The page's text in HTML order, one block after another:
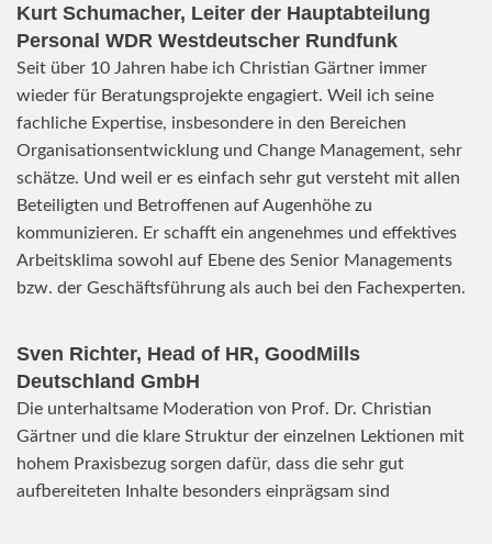
Kurt Schumacher, Leiter der Hauptabteilung
Personal WDR Westdeutscher Rundfunk
Seit über 10 Jahren habe ich Christian Gärtner immer
wieder für Beratungsprojekte engagiert. Weil ich seine
fachliche Expertise, insbesondere in den Bereichen
Organisationsentwicklung und Change Management, sehr
schätze. Und weil er es einfach sehr gut versteht mit allen
Beteiligten und Betroffenen auf Augenhöhe zu
kommunizieren. Er schafft ein angenehmes und effektives
Arbeitsklima sowohl auf Ebene des Senior Managements
bzw. der Geschäftsführung als auch bei den Fachexperten.
Sven Richter, Head of HR, GoodMills
Deutschland GmbH
Die unterhaltsame Moderation von Prof. Dr. Christian
Gärtner und die klare Struktur der einzelnen Lektionen mit
hohem Praxisbezug sorgen dafür, dass die sehr gut
aufbereiteten Inhalte besonders einprägsam sind